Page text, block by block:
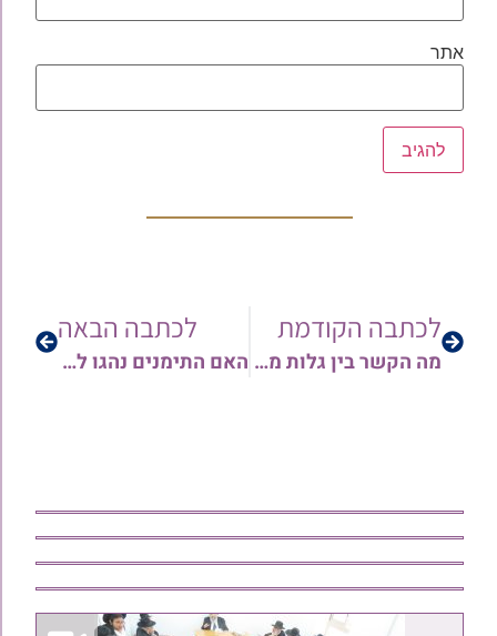
אתר
לכתבה הקודמת
מה הקשר בין גלות מוזע בתימן לפרשת בחוקותי? | הרב אורן צדוק במסר מאלף
לכתבה הבאה
האם התימנים נהגו לעשות חליצת כתף בהלוויה? | והאם רצוי לפרסם תמונות של גדולי ישראל בחליצת כתף? | שיעורו השבועי של הגר"י בסיס